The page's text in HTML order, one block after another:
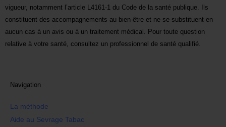
vigueur, notamment l’article L4161-1 du Code de la santé publique. Ils
constituent des accompagnements au bien-être et ne se substituent en
aucun cas à un avis ou à un traitement médical. Pour toute question
relative à votre santé, consultez un professionnel de santé qualifié.
Navigation
La méthode
Aide au Sevrage Tabac